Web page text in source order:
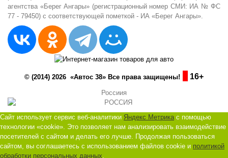
агентства «Берег Ангары» (регистрационный номер СМИ: ИА № ФС
77 - 79450) с соответствующей пометкой - ИА «Берег Ангары».
© (2014) 2026 «Автос 38» Все права защищены! 16+
Россиия
Сайт использует сервис веб-аналитики Яндекс Метрика с помощью
технологии «cookie». Это позволяет нам анализировать взаимодействие
посетителей с сайтом и делать его лучше. Продолжая пользоваться
сайтом, вы соглашаетесь с использованием файлов cookie и политикой
обработки персональных данных